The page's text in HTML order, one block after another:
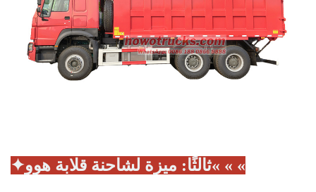
✦ثالثًا: ميزة لشاحنة قلابة هوو« « «